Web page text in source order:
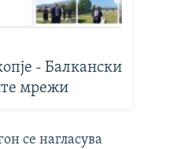
- Балкански
мрежи
се нагласува